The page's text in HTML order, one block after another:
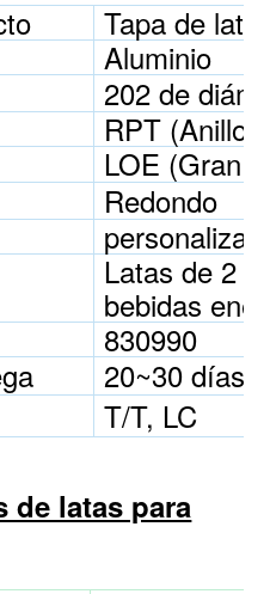
Tapa de
Aluminio
202 de
RPT (Anillo-
LOE (Gran
Redondo
Latas de 2
bebidas
830990
20~30 días
T/T, LC
de latas para